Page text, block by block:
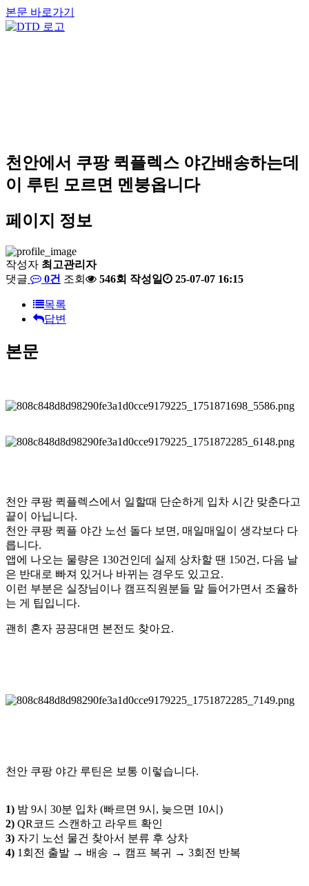
본문 바로가기
천안에서 쿠팡 퀵플렉스 야간배송하는데
이 루틴 모르면 멘붕옵니다
페이지 정보
작성자 최고관리자
댓글
0건 조회 546회 작성일 25-07-07 16:15
목록
답변
본문
천안 쿠팡 퀵플렉스에서 일할때 단순하게 입차 시간 맞춘다고
끝이 아닙니다.
천안 쿠팡 퀵플 야간 노선 돌다 보면, 매일매일이 생각보다 다
릅니다.
앱에 나오는 물량은 130건인데 실제 상차할 땐 150건, 다음 날
은 반대로 빠져 있거나 바뀌는 경우도 있고요.
이런 부분은 실장님이나 캠프직원분들 말 들어가면서 조율하
는 게 팁입니다.
괜히 혼자 끙끙대면 본전도 찾아요.
천안 쿠팡 야간 루틴은 보통 이렇습니다.
1) 밤 9시 30분 입차 (빠르면 9시, 늦으면 10시)
2) QR코드 스캔하고 라우트 확인
3) 자기 노선 물건 찾아서 분류 후 상차
4) 1회전 출발 → 배송 → 캠프 복귀 → 3회전 반복